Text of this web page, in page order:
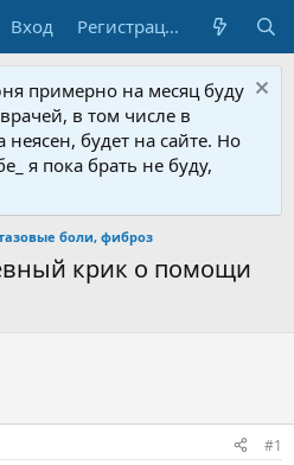
Вход Регистрация
примерно на месяц буду
в том числе в
неясен, будет на сайте. Но
я пока брать не буду,
боли, фиброз
крик о помощи
#1